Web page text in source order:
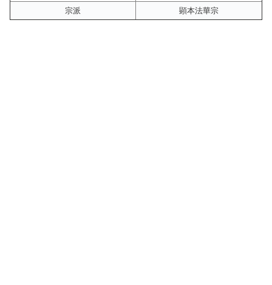
宗派
顕本法華宗